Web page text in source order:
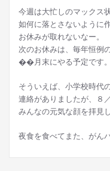
今週は大忙しのマックス
如何に落とさないように
お休みが取れないなー。
次のお休みは、毎年恒例
��月末にやる予定です。
そういえば、小学校時代
連絡がありましたが、８
みんなの元気な顔を拝見
夜食を食べてまた、がん